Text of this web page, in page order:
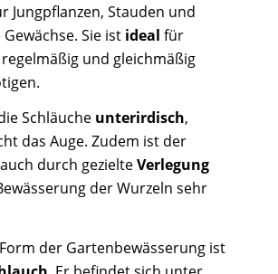
Jungpflanzen, Stauden und
Sie ist ideal für
und gleichmäßig
Schläuche unterirdisch,
das Auge. Zudem ist der
durch gezielteVerlegung
der Wurzeln sehr
der Gartenbewässerung ist